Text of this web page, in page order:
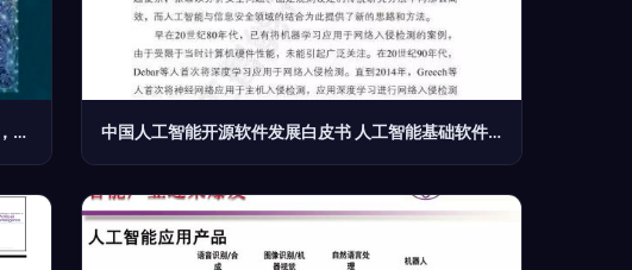
烟台大学童向荣教授 ＂人工智能+产业＂大有可为，人工智能基础软件开发应立足长远 中国人工智能开源软件发展白皮书 人工智能基础软件开发解析